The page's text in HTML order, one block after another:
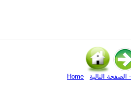
Home الصفحة التالية